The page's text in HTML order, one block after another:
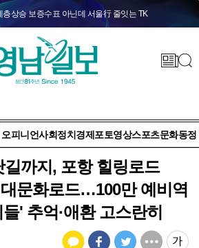
층상승 보증수표 아닌데 서울行 줄잇는 TK
오피니언사회정치 경제 포토영상스포츠문화동정
까지, 포항 힐링로드
대문화로드…100만 예비역
' 추억·애환 고스란히